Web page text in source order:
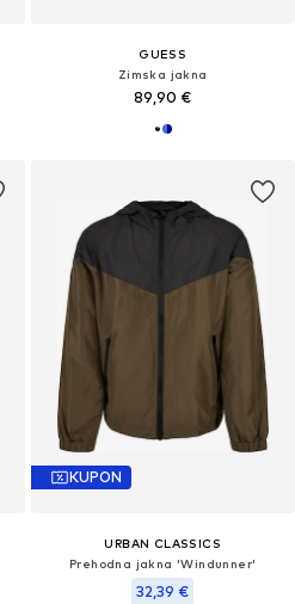
GUESS
Zimska jakna
89,90 €
KUPON
URBAN CLASSICS
Prehodna jakna 'Windunner'
32,39 €